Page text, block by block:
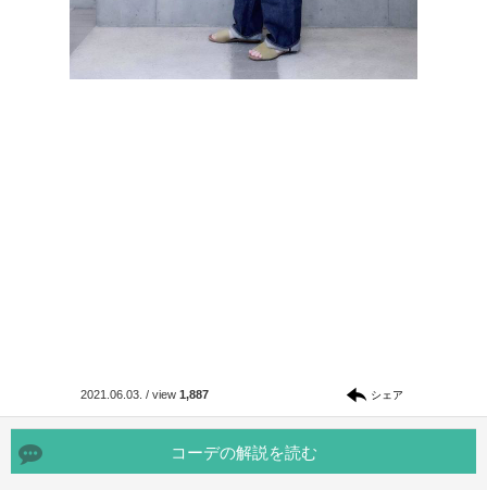
2021.06.03. / view 1,887 シェア
コーデの解説を読む